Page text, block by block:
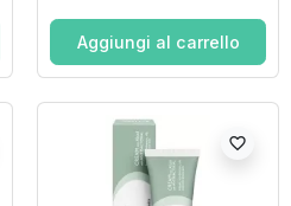
Aggiungi al carrello
favorite_border